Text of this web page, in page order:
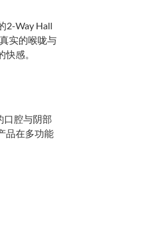
2-Way Hall
实的喉咙与
感。
口腔与阴部
品在多功能